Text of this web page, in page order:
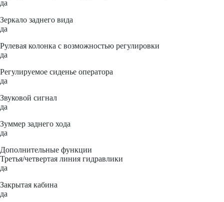
да
Зеркало заднего вида
да
Рулевая колонка с возможностью регулировки
да
Регулируемое сиденье оператора
да
Звуковой сигнал
да
Зуммер заднего хода
да
Дополнительные функции
Третья/четвертая линия гидравлики
да
Закрытая кабина
да